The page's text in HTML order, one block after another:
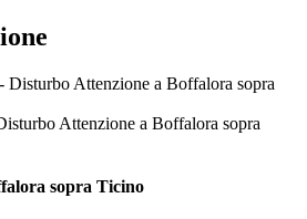
Attenzione a Boffalora sopra
sopra Ticino